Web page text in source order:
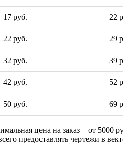
17 руб. 22
22 руб. 29
32 руб. 39
42 руб. 52
50 руб. 69
цена на заказ – от
предоставлять чертежи в